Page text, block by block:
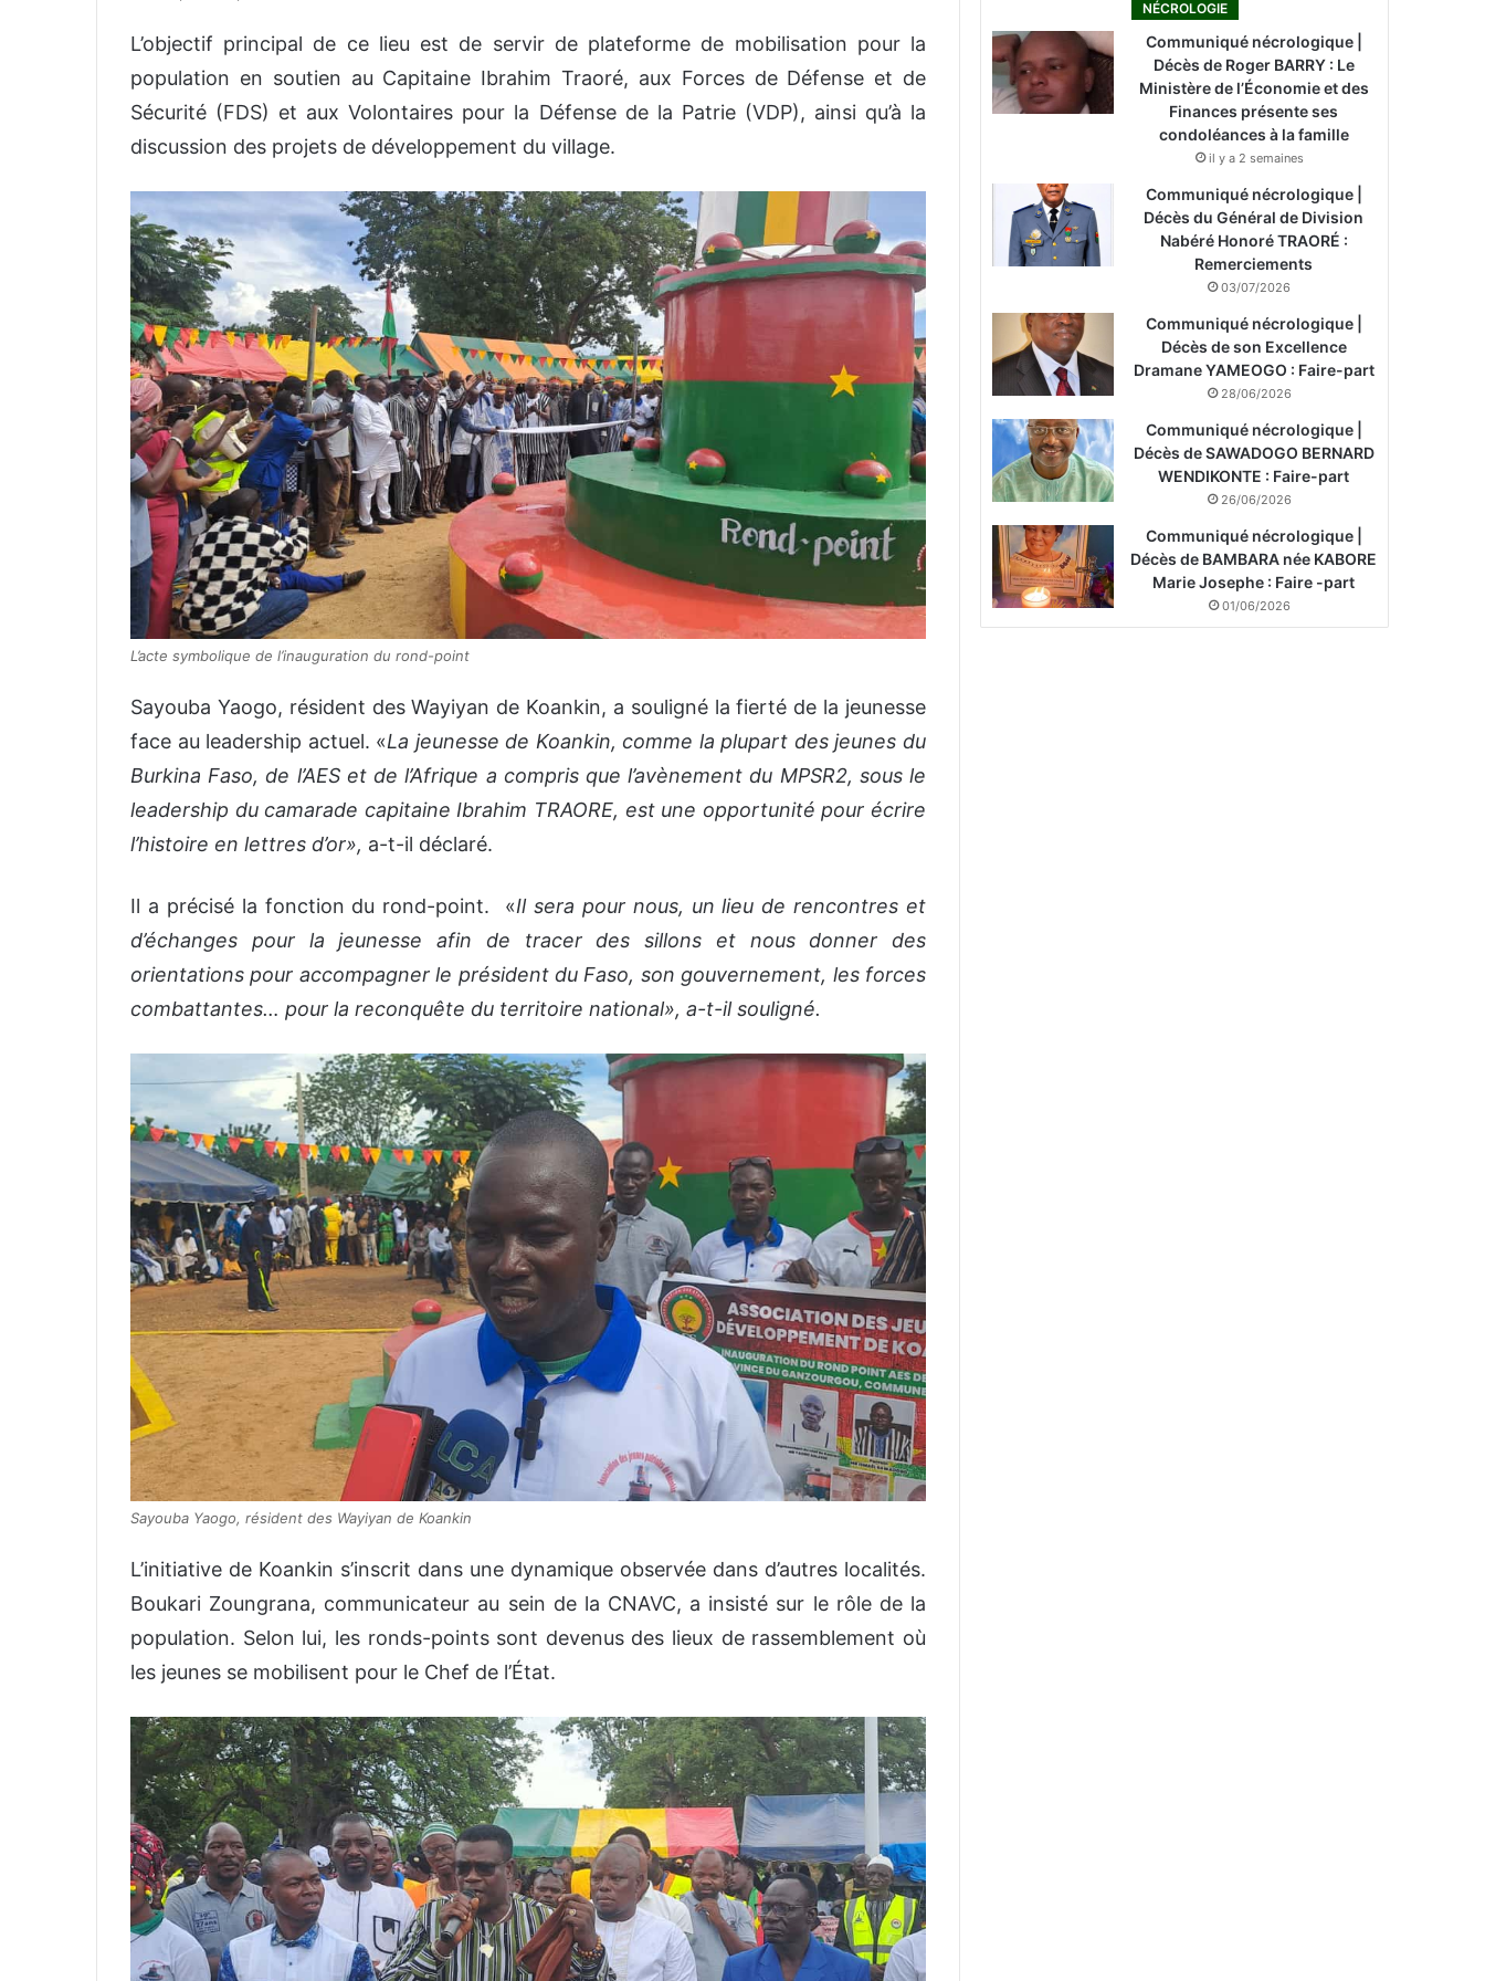
L’objectif principal de ce lieu est de servir de plateforme de mobilisation pour la
population en soutien au Capitaine Ibrahim Traoré, aux Forces de Défense et de
Sécurité (FDS) et aux Volontaires pour la Défense de la Patrie (VDP), ainsi qu’à la
discussion des projets de développement du village.
L’acte symbolique de l’inauguration du rond-point
Sayouba Yaogo, résident des Wayiyan de Koankin, a souligné la fierté de la jeunesse
face au leadership actuel. «La jeunesse de Koankin, comme la plupart des jeunes du
Burkina Faso, de l’AES et de l’Afrique a compris que l’avènement du MPSR2, sous le
leadership du camarade capitaine Ibrahim TRAORE, est une opportunité pour écrire
l’histoire en lettres d’or», a-t-il déclaré.
Il a précisé la fonction du rond-point. «Il sera pour nous, un lieu de rencontres et
d’échanges pour la jeunesse afin de tracer des sillons et nous donner des
orientations pour accompagner le président du Faso, son gouvernement, les forces
combattantes… pour la reconquête du territoire national», a-t-il souligné.
Sayouba Yaogo, résident des Wayiyan de Koankin
L’initiative de Koankin s’inscrit dans une dynamique observée dans d’autres localités.
Boukari Zoungrana, communicateur au sein de la CNAVC, a insisté sur le rôle de la
population. Selon lui, les ronds-points sont devenus des lieux de rassemblement où
les jeunes se mobilisent pour le Chef de l’État.
NÉCROLOGIE
Communiqué nécrologique |
Décès de Roger BARRY : Le
Ministère de l’Économie et des
Finances présente ses
condoléances à la famille
il y a 2 semaines
Communiqué nécrologique |
Décès du Général de Division
Nabéré Honoré TRAORÉ :
Remerciements
03/07/2026
Communiqué nécrologique |
Décès de son Excellence
Dramane YAMEOGO : Faire-part
28/06/2026
Communiqué nécrologique |
Décès de SAWADOGO BERNARD
WENDIKONTE : Faire-part
26/06/2026
Communiqué nécrologique |
Décès de BAMBARA née KABORE
Marie Josephe : Faire -part
01/06/2026